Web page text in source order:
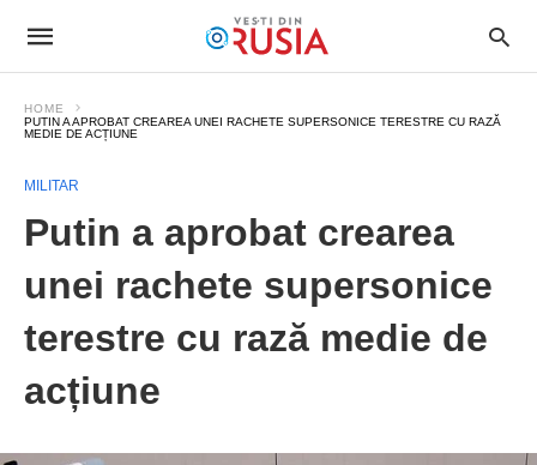
HOME
PUTIN A APROBAT CREAREA UNEI RACHETE SUPERSONICE TERESTRE CU RAZĂ
MEDIE DE ACȚIUNE
MILITAR
Putin a aprobat crearea
unei rachete supersonice
terestre cu rază medie de
acțiune